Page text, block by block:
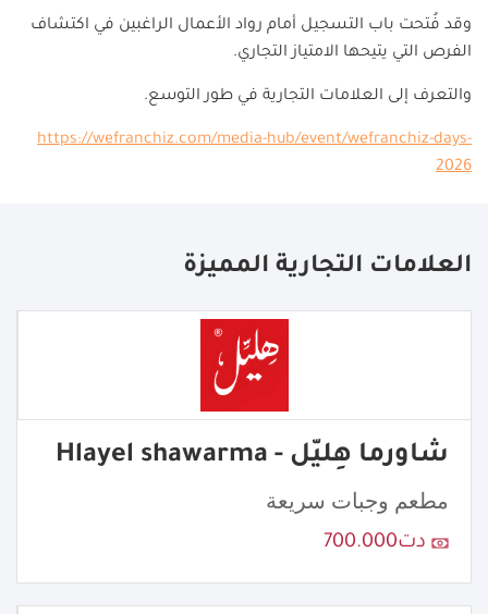
وقد فُتحت باب التسجيل أمام رواد الأعمال الراغبين في اكتشاف
الفرص التي يتيحها الامتياز التجاري.
والتعرف إلى العلامات التجارية في طور التوسع.
https://wefranchiz.com/media-hub/event/wefranchiz-days-
2026
العلامات التجارية المميزة
شاورما هِليّل - Hlayel shawarma
مطعم وجبات سريعة
دت700.000